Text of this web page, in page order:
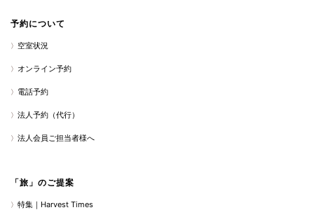
予約について
空室状況
オンライン予約
電話予約
法人予約（代行）
法人会員ご担当者様へ
「旅」のご提案
特集｜Harvest Times